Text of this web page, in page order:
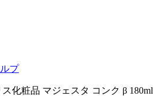
プ
ス化粧品 マジェスタ コンク β 180ml